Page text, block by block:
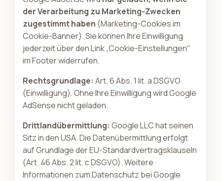
der Verarbeitung zu Marketing-Zwecken
zugestimmt haben (Marketing-Cookies im
Cookie-Banner). Sie können Ihre Einwilligung
jederzeit über den Link „Cookie-Einstellungen"
im Footer widerrufen.
Rechtsgrundlage: Art. 6 Abs. 1 lit. a DSGVO
(Einwilligung). Ohne Ihre Einwilligung wird Google
AdSense nicht geladen.
Drittlandübermittlung: Google LLC hat seinen
Sitz in den USA. Die Datenübermittlung erfolgt
auf Grundlage der EU-Standardvertragsklauseln
(Art. 46 Abs. 2 lit. c DSGVO). Weitere
Informationen zum Datenschutz bei Google